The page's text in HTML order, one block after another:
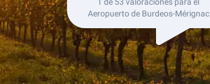
Aeropuerto de Burdeos-Mérignac